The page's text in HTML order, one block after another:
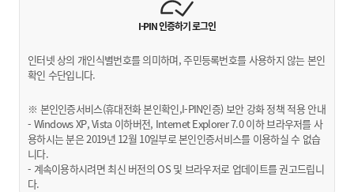
I-PIN 인증하기로그인
인터넷 상의 개인식별번호를 의미하며, 주민등록번호를 사용하지 않는 본인
확인 수단입니다.
※ 본인인증서비스(휴대전화 본인확인,I-PIN인증) 보안 강화 정책 적용 안내
- Windows XP, Vista 이하버전, Internet Explorer 7.0 이하 브라우저를 사
용하시는 분은 2019년 12월 10일부로 본인인증서비스를 이용하실 수 없습
니다.
- 계속이용하시려면 최신 버전의 OS 및 브라우저로 업데이트를 권고드립니
다.